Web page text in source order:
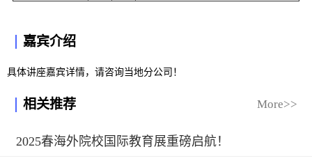
嘉宾介绍
具体讲座嘉宾详情，请咨询当地分公司！
相关推荐 More>>
2025春海外院校国际教育展重磅启航！